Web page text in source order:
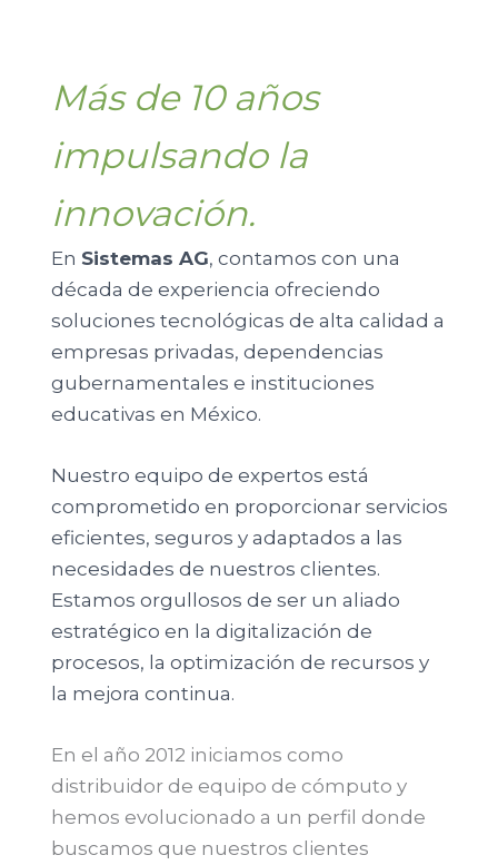
Más de 10 años
impulsando la
innovación.
En Sistemas AG, contamos con una
década de experiencia ofreciendo
soluciones tecnológicas de alta calidad a
empresas privadas, dependencias
gubernamentales e instituciones
educativas en México.
Nuestro equipo de expertos está
comprometido en proporcionar servicios
eficientes, seguros y adaptados a las
necesidades de nuestros clientes.
Estamos orgullosos de ser un aliado
estratégico en la digitalización de
procesos, la optimización de recursos y
la mejora continua.
En el año 2012 iniciamos como
distribuidor de equipo de cómputo y
hemos evolucionado a un perfil donde
buscamos que nuestros clientes